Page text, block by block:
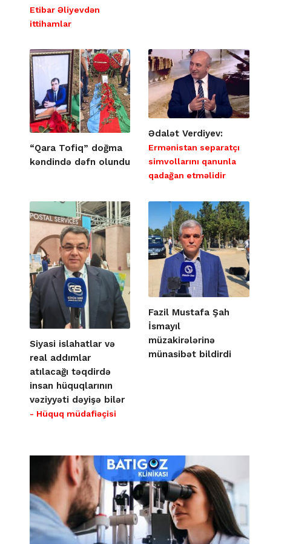
Etibar Əliyevdən
ittihamlar
“Qara Tofiq” doğma
kəndində dəfn olundu
Ədalət Verdiyev:
Ermənistan separatçı
simvollarını qanunla
qadağan etməlidir
Siyasi islahatlar və
real addımlar
atılacağı təqdirdə
insan hüquqlarının
vəziyyəti dəyişə bilər
- Hüquq müdafiəçisi
Fazil Mustafa Şah
İsmayıl
müzakirələrinə
münasibət bildirdi